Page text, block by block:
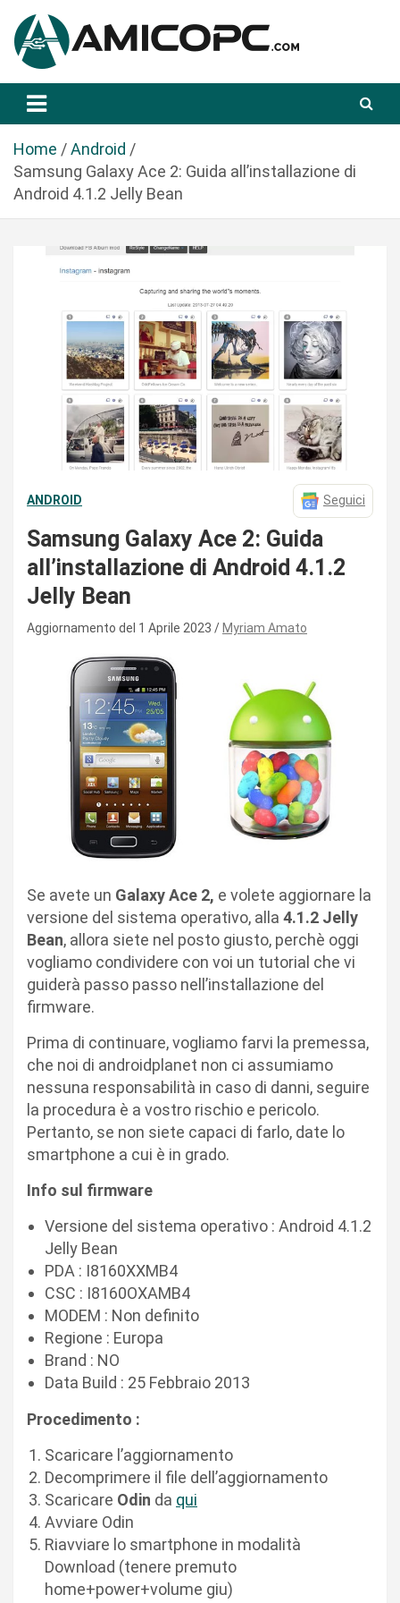
a
Amicopc.com
Home
Android
Samsung Galaxy Ace 2: Guida all’installazione di
Android 4.1.2 Jelly Bean
ANDROID Seguici
Samsung Galaxy Ace 2: Guida
all’installazione di Android 4.1.2
Jelly Bean
Aggiornamento del 1 Aprile 2023 Myriam Amato
Se avete un Galaxy Ace 2, e volete aggiornare la
versione del sistema operativo, alla 4.1.2 Jelly
Bean, allora siete nel posto giusto, perchè oggi
vogliamo condividere con voi un tutorial che vi
guiderà passo passo nell’installazione del
firmware.
Prima di continuare, vogliamo farvi la premessa,
che noi di androidplanet non ci assumiamo
nessuna responsabilità in caso di danni, seguire
la procedura è a vostro rischio e pericolo.
Pertanto, se non siete capaci di farlo, date lo
smartphone a cui è in grado.
Info sul firmware
Versione del sistema operativo : Android 4.1.2
Jelly Bean
PDA : I8160XXMB4
CSC : I8160OXAMB4
MODEM : Non definito
Regione : Europa
Brand : NO
Data Build : 25 Febbraio 2013
Procedimento :
Scaricare l’aggiornamento
Decomprimere il file dell’aggiornamento
Scaricare Odin da qui
Avviare Odin
Riavviare lo smartphone in modalità
Download (tenere premuto
home+power+volume giu)